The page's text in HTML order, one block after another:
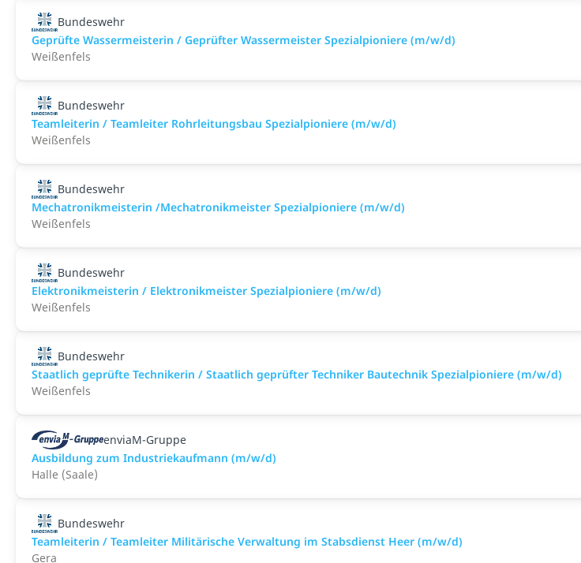
Bundeswehr
Geprüfte Wassermeisterin / Geprüfter Wassermeister Spezialpioniere (m/w/d)
Weißenfels
Bundeswehr
Teamleiterin / Teamleiter Rohrleitungsbau Spezialpioniere (m/w/d)
Weißenfels
Bundeswehr
Mechatronikmeisterin /Mechatronikmeister Spezialpioniere (m/w/d)
Weißenfels
Bundeswehr
Elektronikmeisterin / Elektronikmeister Spezialpioniere (m/w/d)
Weißenfels
Bundeswehr
Staatlich geprüfte Technikerin / Staatlich geprüfter Techniker Bautechnik Spezialpioniere (m/w/d)
Weißenfels
enviaM-Gruppe
Ausbildung zum Industriekaufmann (m/w/d)
Halle (Saale)
Bundeswehr
Teamleiterin / Teamleiter Militärische Verwaltung im Stabsdienst Heer (m/w/d)
Gera